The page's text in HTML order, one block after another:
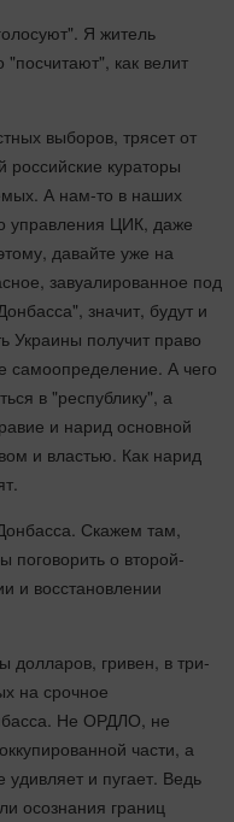
Я житель
"посчитают", как велит
выборов, трясет от
российские кураторы
А нам-то в наших
управления ЦИК, даже
давайте уже на
завуалированное под
значит, будут и
Украины получит право
самоопределение. А чего
в "республику", а
и нарид основной
и властью. Как нарид
Скажем там,
поговорить о второй-
и восстановлении
гривен, в три-
на срочное
Не ОРДЛО, не
части, а
и пугает. Ведь
осознания границ